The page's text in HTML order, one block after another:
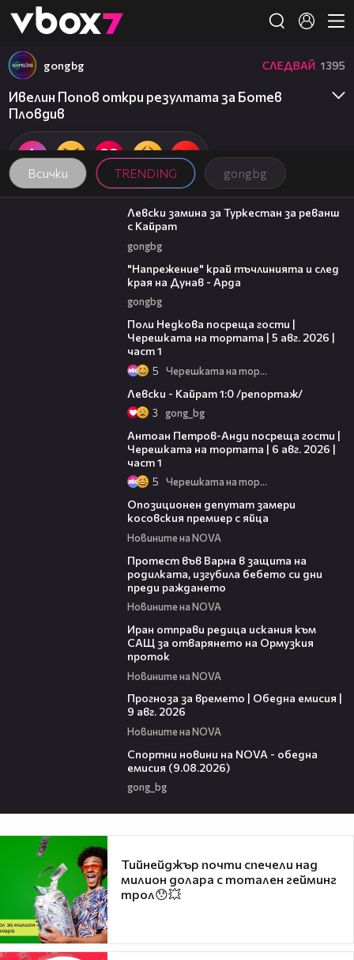
👾
Всички TRENDING gongbg
gongbg СЛЕДВАЙ 1395
Ивелин Попов откри резултата за Ботев
Пловдив
00:43
Левски замина за Туркестан за реванш
с Кайрат
gongbg
"Напрежение" край тъчлинията и след
края на Дунав - Арда
gongbg
Поли Недкова посреща гости |
Черешката на тортата | 5 авг. 2026 |
част 1
5 Черешката на тортата
Левски - Кайрат 1:0 /репортаж/
3 gong_bg
Антоан Петров-Анди посреща гости |
Черешката на тортата | 6 авг. 2026 |
част 1
5 Черешката на тортата
Опозиционен депутат замери
косовския премиер с яйца
Новините на NOVA
Протест във Варна в защита на
родилката, изгубила бебето си дни
преди раждането
Новините на NOVA
Иран отправи редица искания към
САЩ за отварянето на Ормузкия
проток
Новините на NOVA
Прогноза за времето | Обедна емисия |
9 авг. 2026
Новините на NOVA
Спортни новини на NOVA - обедна
емисия (9.08.2026)
gong_bg
Тийнейджър почти спечели над
милион долара с тотален гейминг
трол😯💥